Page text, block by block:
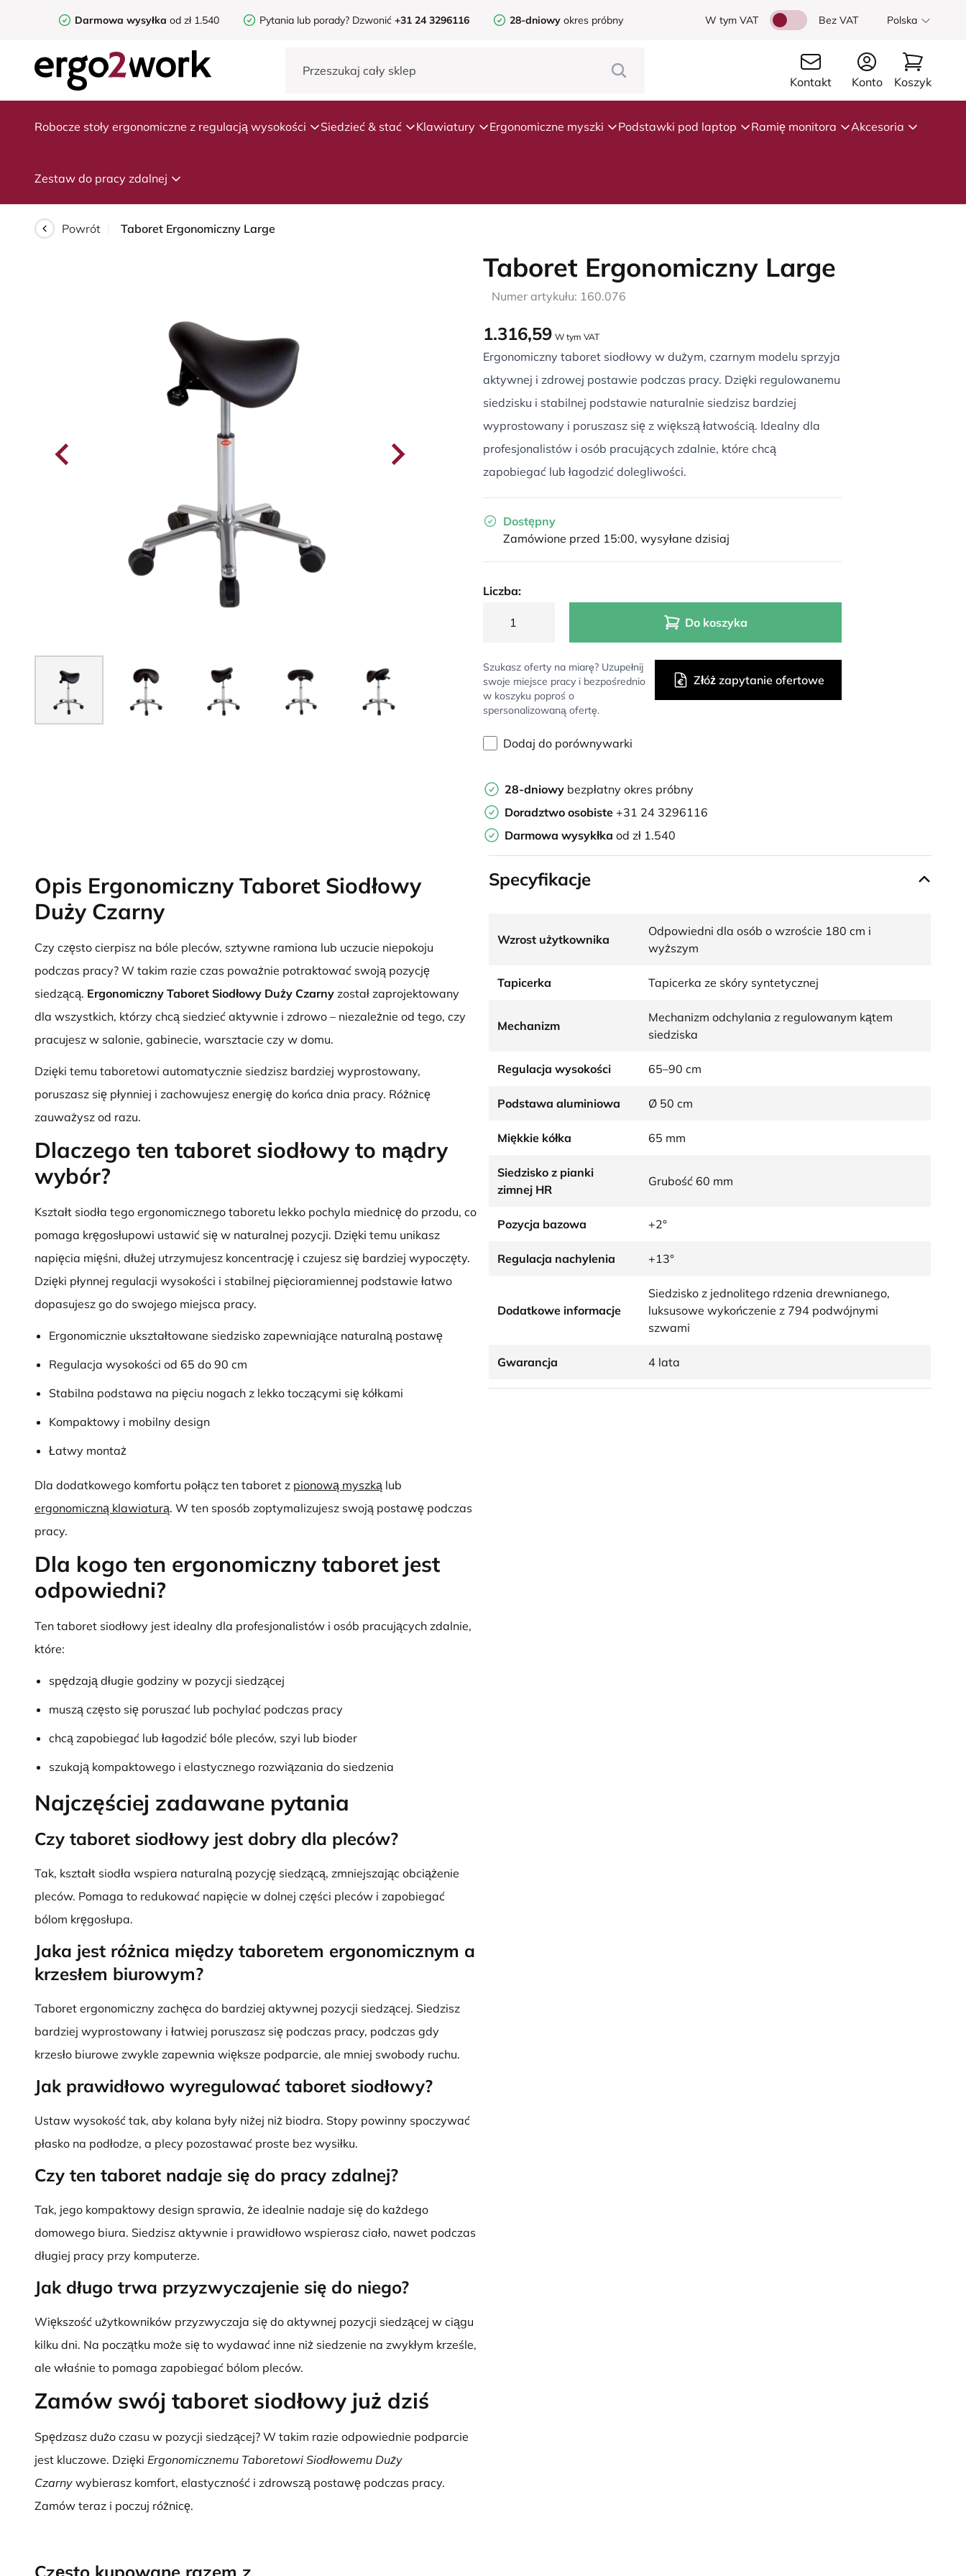
Darmowa wysyłka od zł 1.540 Pytania lub porady? Dzwonić +31 24 3296116 28-dniowy okres próbny W tym VAT Bez VAT Polska
Kontakt Konto Koszyk
Robocze stoły ergonomiczne z regulacją wysokości Siedzieć & stać Klawiatury Ergonomiczne myszki Podstawki pod laptop Ramię monitora Akcesoria
Zestaw do pracy zdalnej
Powrót Taboret Ergonomiczny Large
Taboret Ergonomiczny Large
Numer artykułu: 160.076
1.316,59 W tym VAT
Ergonomiczny taboret siodłowy w dużym, czarnym modelu sprzyja
aktywnej i zdrowej postawie podczas pracy. Dzięki regulowanemu
siedzisku i stabilnej podstawie naturalnie siedzisz bardziej
wyprostowany i poruszasz się z większą łatwością. Idealny dla
profesjonalistów i osób pracujących zdalnie, które chcą
zapobiegać lub łagodzić dolegliwości.
Dostępny
Zamówione przed 15:00, wysyłane dzisiaj
Liczba:
Do koszyka
Szukasz oferty na miarę? Uzupełnij
swoje miejsce pracy i bezpośrednio
w koszyku poproś o
spersonalizowaną ofertę.
Złóż zapytanie ofertowe
Dodaj do porównywarki
28-dniowy bezpłatny okres próbny
Doradztwo osobiste +31 24 3296116
Darmowa wysykłka od zł 1.540
Opis Ergonomiczny Taboret Siodłowy
Duży Czarny
Czy często cierpisz na bóle pleców, sztywne ramiona lub uczucie niepokoju
podczas pracy? W takim razie czas poważnie potraktować swoją pozycję
siedzącą. Ergonomiczny Taboret Siodłowy Duży Czarny został zaprojektowany
dla wszystkich, którzy chcą siedzieć aktywnie i zdrowo – niezależnie od tego, czy
pracujesz w salonie, gabinecie, warsztacie czy w domu.
Dzięki temu taboretowi automatycznie siedzisz bardziej wyprostowany,
poruszasz się płynniej i zachowujesz energię do końca dnia pracy. Różnicę
zauważysz od razu.
Dlaczego ten taboret siodłowy to mądry
wybór?
Kształt siodła tego ergonomicznego taboretu lekko pochyla miednicę do przodu, co
pomaga kręgosłupowi ustawić się w naturalnej pozycji. Dzięki temu unikasz
napięcia mięśni, dłużej utrzymujesz koncentrację i czujesz się bardziej wypoczęty.
Dzięki płynnej regulacji wysokości i stabilnej pięcioramiennej podstawie łatwo
dopasujesz go do swojego miejsca pracy.
Ergonomicznie ukształtowane siedzisko zapewniające naturalną postawę
Regulacja wysokości od 65 do 90 cm
Stabilna podstawa na pięciu nogach z lekko toczącymi się kółkami
Kompaktowy i mobilny design
Łatwy montaż
Dla dodatkowego komfortu połącz ten taboret z pionową myszką lub
ergonomiczną klawiaturą. W ten sposób zoptymalizujesz swoją postawę podczas
pracy.
Dla kogo ten ergonomiczny taboret jest
odpowiedni?
Ten taboret siodłowy jest idealny dla profesjonalistów i osób pracujących zdalnie,
które:
spędzają długie godziny w pozycji siedzącej
muszą często się poruszać lub pochylać podczas pracy
chcą zapobiegać lub łagodzić bóle pleców, szyi lub bioder
szukają kompaktowego i elastycznego rozwiązania do siedzenia
Najczęściej zadawane pytania
Czy taboret siodłowy jest dobry dla pleców?
Tak, kształt siodła wspiera naturalną pozycję siedzącą, zmniejszając obciążenie
pleców. Pomaga to redukować napięcie w dolnej części pleców i zapobiegać
bólom kręgosłupa.
Jaka jest różnica między taboretem ergonomicznym a
krzesłem biurowym?
Taboret ergonomiczny zachęca do bardziej aktywnej pozycji siedzącej. Siedzisz
bardziej wyprostowany i łatwiej poruszasz się podczas pracy, podczas gdy
krzesło biurowe zwykle zapewnia większe podparcie, ale mniej swobody ruchu.
Jak prawidłowo wyregulować taboret siodłowy?
Ustaw wysokość tak, aby kolana były niżej niż biodra. Stopy powinny spoczywać
płasko na podłodze, a plecy pozostawać proste bez wysiłku.
Czy ten taboret nadaje się do pracy zdalnej?
Tak, jego kompaktowy design sprawia, że idealnie nadaje się do każdego
domowego biura. Siedzisz aktywnie i prawidłowo wspierasz ciało, nawet podczas
długiej pracy przy komputerze.
Jak długo trwa przyzwyczajenie się do niego?
Większość użytkowników przyzwyczaja się do aktywnej pozycji siedzącej w ciągu
kilku dni. Na początku może się to wydawać inne niż siedzenie na zwykłym krześle,
ale właśnie to pomaga zapobiegać bólom pleców.
Zamów swój taboret siodłowy już dziś
Spędzasz dużo czasu w pozycji siedzącej? W takim razie odpowiednie podparcie
jest kluczowe. Dzięki Ergonomicznemu Taboretowi Siodłowemu Duży
Czarny wybierasz komfort, elastyczność i zdrowszą postawę podczas pracy.
Zamów teraz i poczuj różnicę.
Specyfikacje
Wzrost użytkownika
Odpowiedni dla osób o wzroście 180 cm i
wyższym
Tapicerka Tapicerka ze skóry syntetycznej
Mechanizm
Mechanizm odchylania z regulowanym kątem
siedziska
Regulacja wysokości 65–90 cm
Podstawa aluminiowa Ø 50 cm
Miękkie kółka 65 mm
Siedzisko z pianki
zimnej HR
Grubość 60 mm
Pozycja bazowa +2°
Regulacja nachylenia +13°
Dodatkowe informacje
Siedzisko z jednolitego rdzenia drewnianego,
luksusowe wykończenie z 794 podwójnymi
szwami
Gwarancja 4 lata
Często kupowane razem z